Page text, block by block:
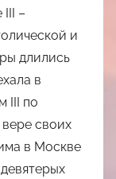
III –
и
длились
в
III по
своих
в Москве